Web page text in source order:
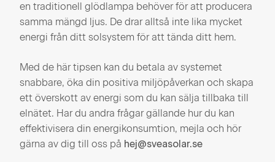
en traditionell glödlampa behöver för att producera
samma mängd ljus. De drar alltså inte lika mycket
energi från ditt solsystem för att tända ditt hem.
Med de här tipsen kan du betala av systemet
snabbare, öka din positiva miljöpåverkan och skapa
ett överskott av energi som du kan sälja tillbaka till
elnätet. Har du andra frågar gällande hur du kan
effektivisera din energikonsumtion, mejla och hör
gärna av dig till oss på hej@sveasolar.se